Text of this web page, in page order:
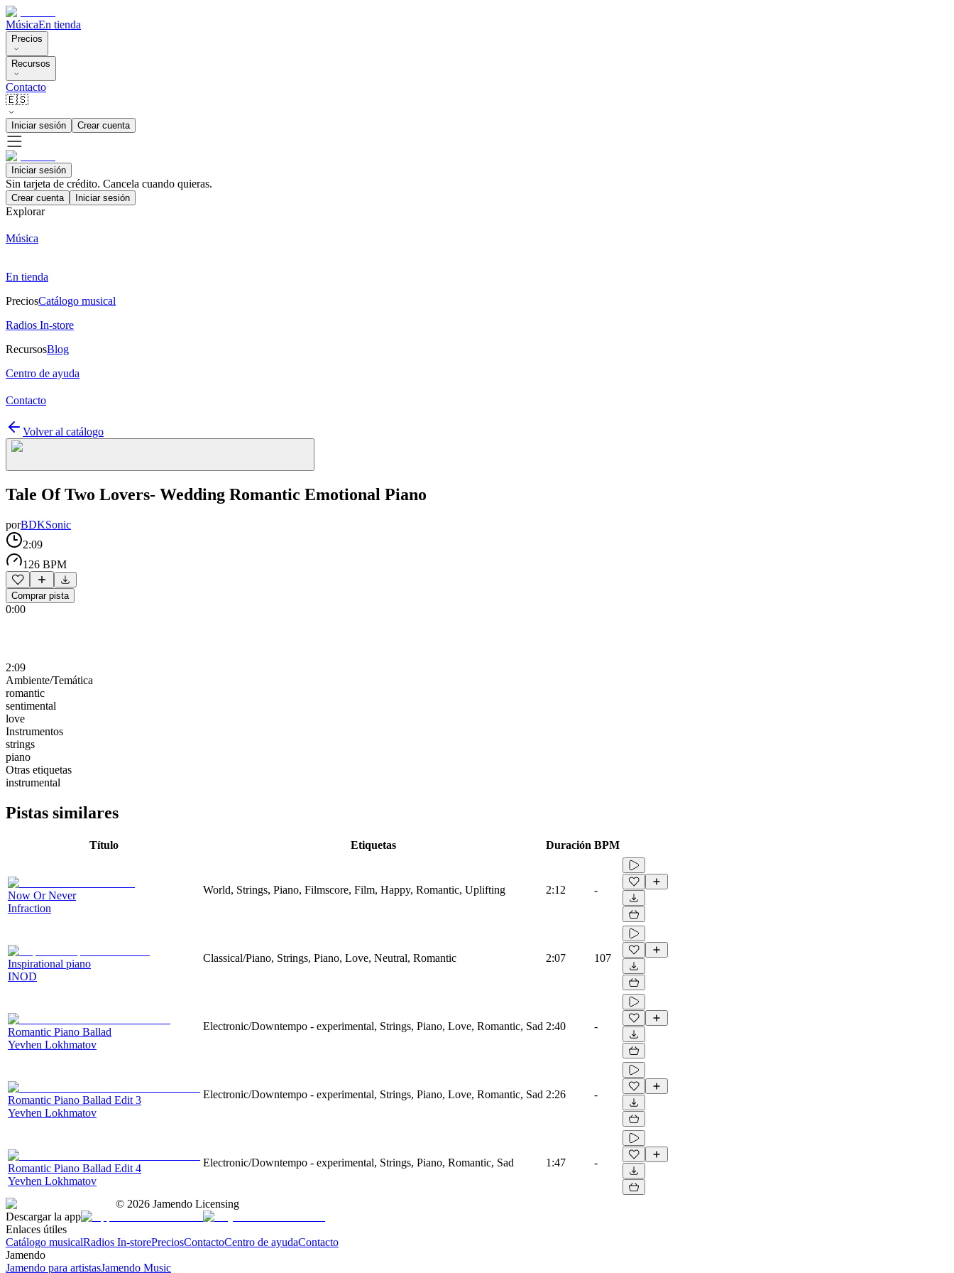
MúsicaEn tienda
Precios
Recursos
Contacto
🇪🇸
Iniciar sesión Crear cuenta
Iniciar sesión
Sin tarjeta de crédito. Cancela cuando quieras.
Crear cuenta Iniciar sesión
Explorar
Música
En tienda
PreciosCatálogo musical
Radios In-store
RecursosBlog
Centro de ayuda
Contacto
Volver al catálogo
Tale Of Two Lovers- Wedding Romantic Emotional Piano
porBDKSonic
2:09
126 BPM
Comprar pista
0:00
2:09
Ambiente/Temática
romantic
sentimental
love
Instrumentos
strings
piano
Otras etiquetas
instrumental
Pistas similares
Título Etiquetas Duración BPM
Now Or Never
Infraction
World, Strings, Piano, Filmscore, Film, Happy, Romantic, Uplifting 2:12 -
Inspirational piano
INOD
Classical/Piano, Strings, Piano, Love, Neutral, Romantic 2:07 107
Romantic Piano Ballad
Yevhen Lokhmatov
Electronic/Downtempo - experimental, Strings, Piano, Love, Romantic, Sad 2:40 -
Romantic Piano Ballad Edit 3
Yevhen Lokhmatov
Electronic/Downtempo - experimental, Strings, Piano, Love, Romantic, Sad 2:26 -
Romantic Piano Ballad Edit 4
Yevhen Lokhmatov
Electronic/Downtempo - experimental, Strings, Piano, Romantic, Sad 1:47 -
© 2026 Jamendo Licensing
Descargar la app
Enlaces útiles
Catálogo musicalRadios In-storePreciosContactoCentro de ayudaContacto
Jamendo
Jamendo para artistasJamendo Music